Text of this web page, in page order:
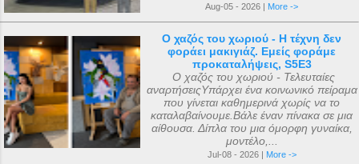
Aug-05 - 2026 | More ->
Ο χαζός του χωριού - Η τέχνη δεν
φοράει μακιγιάζ. Εμείς φοράμε
προκαταλήψεις, S5E3
Ο χαζός του χωριού - Τελευταίες
αναρτήσειςΥπάρχει ένα κοινωνικό πείραμα
που γίνεται καθημερινά χωρίς να το
καταλαβαίνουμε.Βάλε έναν πίνακα σε μια
αίθουσα. Δίπλα του μια όμορφη γυναίκα,
μοντέλο,...
Jul-08 - 2026 | More ->